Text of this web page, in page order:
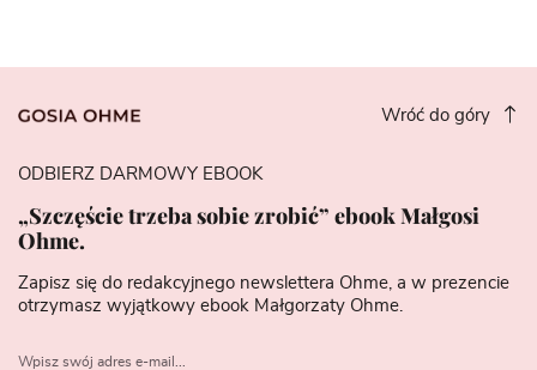
Wróć do góry
ODBIERZ DARMOWY EBOOK
„Szczęście trzeba sobie zrobić” ebook Małgosi
Ohme.
Zapisz się do redakcyjnego newslettera Ohme, a w prezencie
otrzymasz wyjątkowy ebook Małgorzaty Ohme.
Wpisz swój adres e-mail...